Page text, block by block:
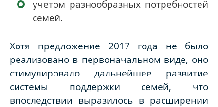
учетом разнообразных потребностей
семей.
Хотя предложение 2017 года не было
реализовано в первоначальном виде, оно
стимулировало дальнейшее развитие
системы поддержки семей, что
впоследствии выразилось в расширении